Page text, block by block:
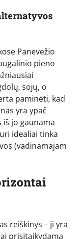
Panevėžio
pieno
sojų, o
paminėti, kad
yra ypač
iš jo gaunama
idealiai tinka
(vadinamajam
reiškinys – ji yra
prisitaikydama